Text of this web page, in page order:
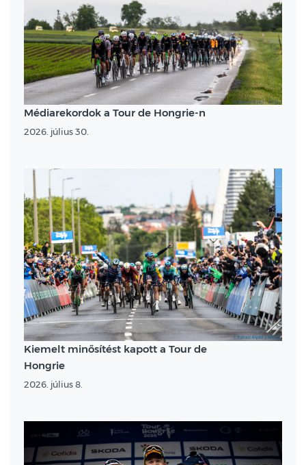
Médiarekordok a Tour de Hongrie-n
2026. július 30.
Kiemelt minősítést kapott a Tour de
Hongrie
2026. július 8.